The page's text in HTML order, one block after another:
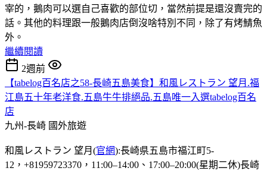
宰的，鵝肉可以選自己喜歡的部位切，當然前提是還沒賣完的
話。其他的料理跟一般鵝肉店倒沒啥特別不同，除了有烤鯖魚
外。
繼續閱讀
2週前
【tabelog百名店之58-長崎五島美食】和風レストラン 望月.福
江島五十年老洋食.五島牛牛排絕品.五島唯一入選tabelog百名
店
九州-長崎 國外旅遊
和風レストラン 望月(官網):長崎県五島市福江町5-
12，+81959723370，11:00–14:00、17:00–20:00(星期二休)長崎